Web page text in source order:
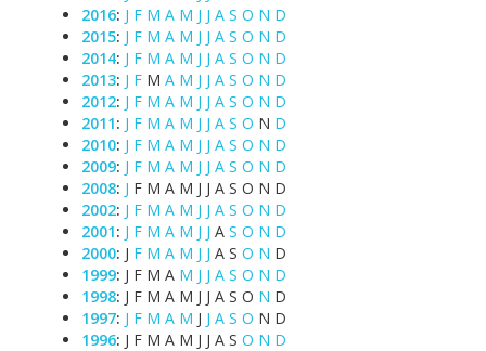
2016: J F M A M J J A S O N D
2015: J F M A M J J A S O N D
2014: J F M A M J J A S O N D
2013: J F M A M J J A S O N D
2012: J F M A M J J A S O N D
2011: J F M A M J J A S O N D
2010: J F M A M J J A S O N D
2009: J F M A M J J A S O N D
2008: J F M A M J J A S O N D
2002: J F M A M J J A S O N D
2001: J F M A M J J A S O N D
2000: J F M A M J J A S O N D
1999: J F M A M J J A S O N D
1998: J F M A M J J A S O N D
1997: J F M A M J J A S O N D
1996: J F M A M J J A S O N D